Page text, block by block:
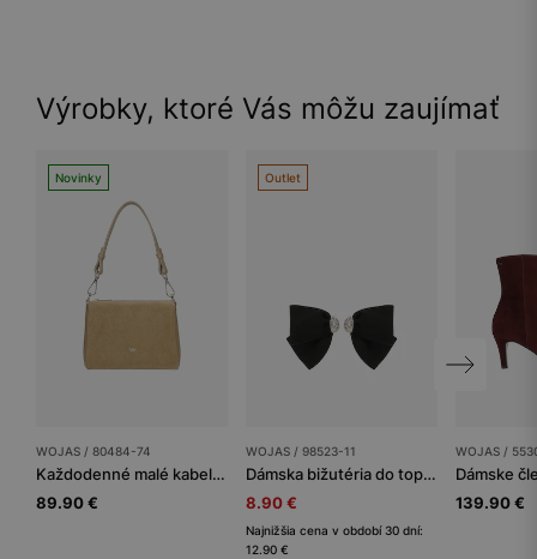
Výrobky, ktoré Vás môžu zaujímať
Novinky
WOJAS / 80484-74
Každodenné malé kabelky dámske
89.90 €
Outlet
WOJAS / 98523-11
Dámska bižutéria do topánok
8.90 €
Najnižšia cena v období 30 dní:
12.90 €
WOJAS /
139.90 €